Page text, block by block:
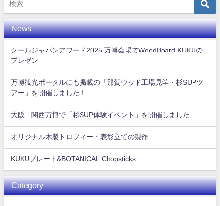
News
クールジャパンアワード2025 万博会場でWoodBoard KUKUの
プレゼン
万博観光ポータルにも掲載の「那賀ウッド工場見学・杉SUPツ
アー」を開催しました！
大阪・関西万博で「杉SUP体験イベント」を開催しました！
オリジナル木製トロフィー・表彰立ての製作
KUKUプレート&BOTANICAL Chopsticks
Category